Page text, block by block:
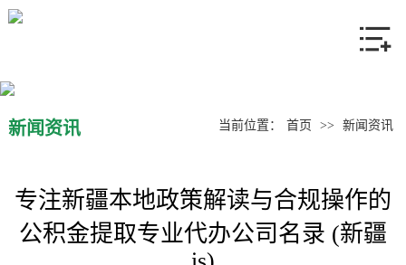
产品中心
联系我们
新闻资讯 当前位置： 首页 >> 新闻资讯
专注新疆本地政策解读与合规操作的
公积金提取专业代办公司名录 (新疆